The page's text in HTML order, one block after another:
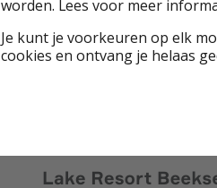
worden. Lees voor meer
Je kunt je voorkeuren op elk
cookies en ontvang je helaas